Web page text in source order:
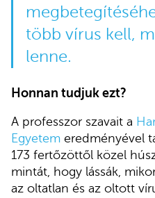
több vírus kell,
lenne.
Honnan tudjuk ezt?
A professzor szavait a
Egyetem eredményével
173 fertőzöttől közel
mintát, hogy lássák,
az oltatlan és az oltott